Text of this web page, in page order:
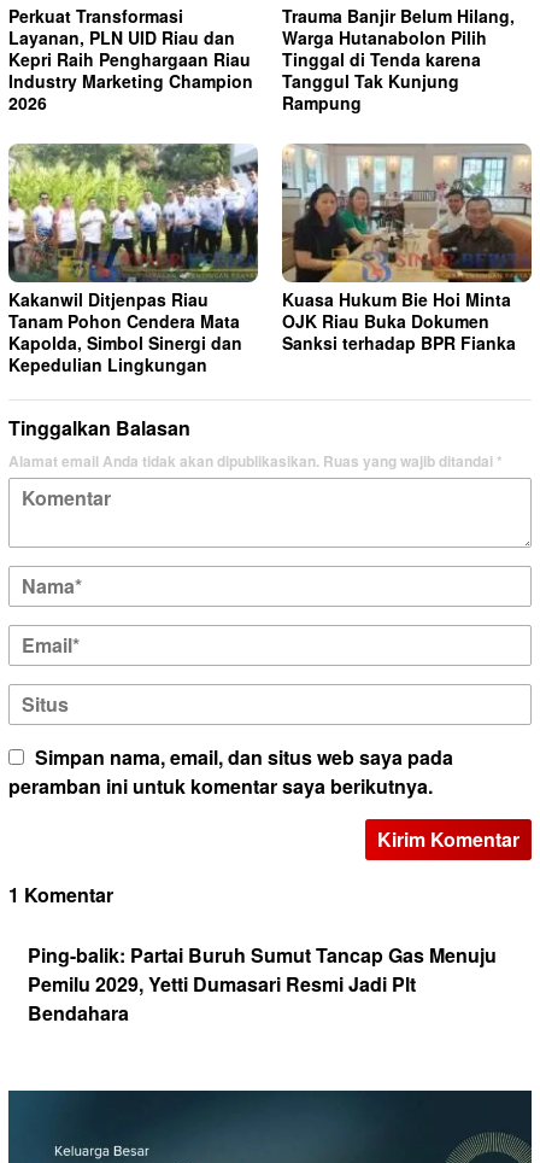
Perkuat Transformasi
Layanan, PLN UID Riau dan
Kepri Raih Penghargaan Riau
Industry Marketing Champion
2026
Trauma Banjir Belum Hilang,
Warga Hutanabolon Pilih
Tinggal di Tenda karena
Tanggul Tak Kunjung
Rampung
Kakanwil Ditjenpas Riau
Tanam Pohon Cendera Mata
Kapolda, Simbol Sinergi dan
Kepedulian Lingkungan
Kuasa Hukum Bie Hoi Minta
OJK Riau Buka Dokumen
Sanksi terhadap BPR Fianka
Tinggalkan Balasan
Alamat email Anda tidak akan dipublikasikan. Ruas yang wajib ditandai*
Simpan nama, email, dan situs web saya pada
peramban ini untuk komentar saya berikutnya.
1 Komentar
Ping-balik: Partai Buruh Sumut Tancap Gas Menuju
Pemilu 2029, Yetti Dumasari Resmi Jadi Plt
Bendahara